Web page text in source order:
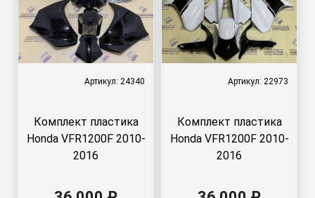
Артикул: 24340
Комплект пластика
Honda VFR1200F 2010-
2016
Артикул: 22973
Комплект пластика
Honda VFR1200F 2010-
2016